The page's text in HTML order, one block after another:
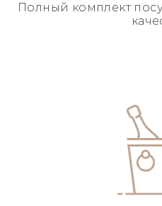
Полный комплект